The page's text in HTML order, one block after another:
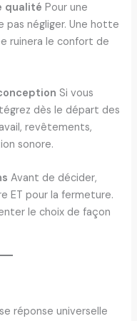
qualité Pour une
pas négliger. Une hotte
ruinera le confort de
Si vous
dès le départ des
revêtements,
sonore.
Avant de décider,
ET pour la fermeture.
le choix de façon
réponse universelle